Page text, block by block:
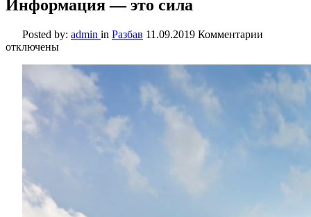
Информация — это сила
Posted by: admin in Разбав 11.09.2019 Комментарии
—
это
отключены